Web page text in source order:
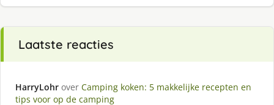
Laatste reacties
HarryLohr over Camping koken: 5 makkelijke recepten en
tips voor op de camping